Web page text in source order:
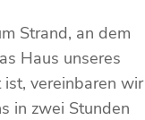
Strand, an dem
Haus unseres
vereinbaren wir
in zwei Stunden